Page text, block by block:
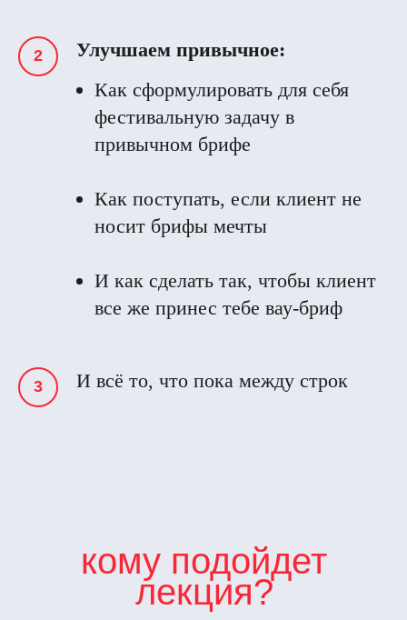
Улучшаем привычное:
Как сформулировать для себя
фестивальную задачу в
привычном брифе
Как поступать, если клиент не
носит брифы мечты
И как сделать так, чтобы клиент
все же принес тебе вау-бриф
И всё то, что пока между строк
кому подойдет
лекция?